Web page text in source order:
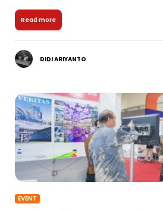
Read more
DIDI ARIYANTO
EVENT